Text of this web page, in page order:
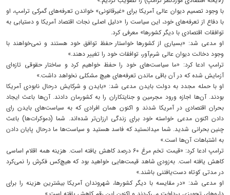
با وجود تصمیم دیوان عالی آمریکا برای «غیرقانونی» خواندن تعرفه‌های گمرکی ترامپ، او
با دفاع از تعرفه‌های خود، این سیاست را «دلیل اصلی نجات اقتصاد آمریکا و دستیابی به
توافقات اقتصادی با دیگر کشورها» معرفی کرد.
او مدعی شد: «بسیاری از کشورها خواستار حفظ توافق خود هستند و نمی‌خواهند با
وجود دخالت دیوان عالی شرم‌آور، توافقات خود را تغییر دهند.»
ترامپ ادعا کرد: «ما سیاست‌های خود را حفظ خواهیم کرد و ساختار حقوقی تازه‌ای
آزمایش شده که در آن باقی ماندن تعرفه‌های هیچ مشکلی نخواهد داشت.»
او با حمله مجدد به دولت بایدن مدعی شد: «بایدن و شرکایش درحال نابودی آمریکا
بودند. آن‌ها اجازه ورود مجرمین و جنایتکاران را به کشورمان دادند. آن‌ها باعث ایجاد
بحران اقتصادی در آمریکا شدند و اکنون همان افرادی که به سیاست‌های بایدن رای
دادن اکنون مدعی خواسته خود برای زندگی ارزان‌تر شده‌اند. شما (دموکرات‌ها) باعث
چنین بحرانی شدید. شما میدانستید که فاسد هستید و سیاست‌ها ما درحال پایان دادن
به اشتباهات آن‌ها است.»
ترامپ ادعا کرد: «قیمت تخم مرغ ۶۰ درصد کاهش یافته است. هزینه همه اقلام اساسی
کاهش یافته است. به‌زودی شاهد قیمت‌هایی خواهید بود که هیچ‌کس فکرش را نمی‌کرد
در مدتی کوتاه دست‌یافتنی باشند.»
او مدعی شد: «در مقایسه با دیگر کشورها، شهروندان آمریکا بیشترین هزینه را برای